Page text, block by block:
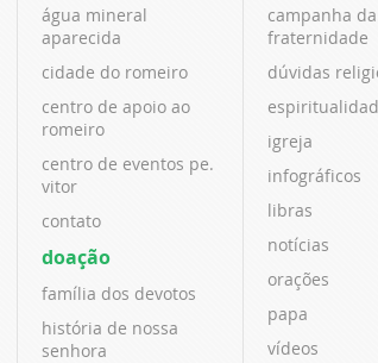
água mineral
aparecida
cidade do romeiro
centro de apoio ao
romeiro
centro de eventos pe.
vitor
contato
doação
família dos devotos
história de nossa
senhora
campanha da
fraternidade
dúvidas
igreja
infográficos
libras
notícias
orações
papa
vídeos